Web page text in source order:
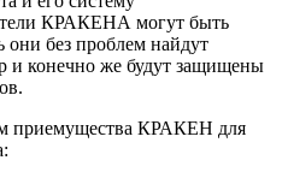
КРАКЕНА могут быть
они без проблем найдут
и конечно же будут защищены
приемущества КРАКЕН для